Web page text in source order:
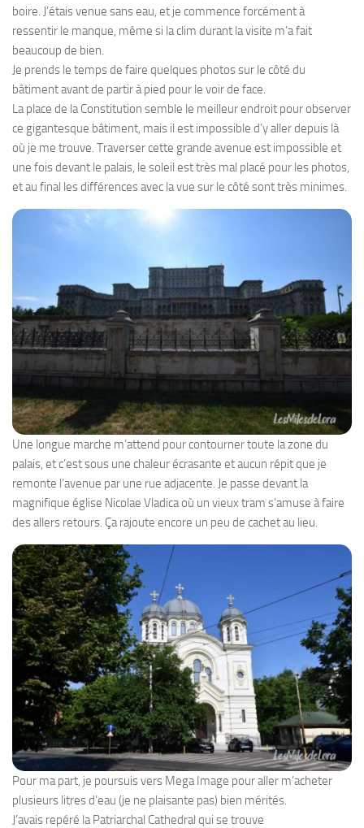
boire. J’étais venue sans eau, et je commence forcément à
ressentir le manque, même si la clim durant la visite m’a fait
beaucoup de bien.
Je prends le temps de faire quelques photos sur le côté du
bâtiment avant de partir à pied pour le voir de face.
La place de la Constitution semble le meilleur endroit pour observer
ce gigantesque bâtiment, mais il est impossible d’y aller depuis là
où je me trouve. Traverser cette grande avenue est impossible et
une fois devant le palais, le soleil est très mal placé pour les photos,
et au final les différences avec la vue sur le côté sont très minimes.
Une longue marche m’attend pour contourner toute la zone du
palais, et c’est sous une chaleur écrasante et aucun répit que je
remonte l’avenue par une rue adjacente. Je passe devant la
magnifique église Nicolae Vladica où un vieux tram s’amuse à faire
des allers retours. Ça rajoute encore un peu de cachet au lieu.
Pour ma part, je poursuis vers Mega Image pour aller m’acheter
plusieurs litres d’eau (je ne plaisante pas) bien mérités.
J’avais repéré la Patriarchal Cathedral qui se trouve